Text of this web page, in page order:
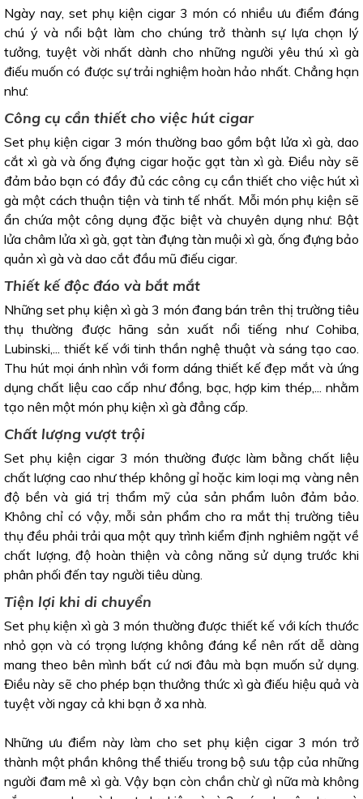
Ngày nay, set phụ kiện cigar 3 món có nhiều ưu điểm đáng
chú ý và nổi bật làm cho chúng trở thành sự lựa chọn lý
tưởng, tuyệt vời nhất dành cho những người yêu thú xì gà
điếu muốn có được sự trải nghiệm hoàn hảo nhất. Chẳng hạn
như:
Công cụ cần thiết cho việc hút cigar
Set phụ kiện cigar 3 món thường bao gồm bật lửa xì gà, dao
cắt xì gà và ống đựng cigar hoặc gạt tàn xì gà. Điều này sẽ
đảm bảo bạn có đầy đủ các công cụ cần thiết cho việc hút xì
gà một cách thuận tiện và tinh tế nhất. Mỗi món phụ kiện sẽ
ẩn chứa một công dụng đặc biệt và chuyên dụng như: Bật
lửa châm lửa xì gà, gạt tàn đựng tàn muội xì gà, ống đựng bảo
quản xì gà và dao cắt đầu mũ điếu cigar.
Thiết kế độc đáo và bắt mắt
Những set phụ kiện xì gà 3 món đang bán trên thị trường tiêu
thụ thường được hãng sản xuất nổi tiếng như Cohiba,
Lubinski,... thiết kế với tinh thần nghệ thuật và sáng tạo cao.
Thu hút mọi ánh nhìn với form dáng thiết kế đẹp mắt và ứng
dụng chất liệu cao cấp như đồng, bạc, hợp kim thép,... nhằm
tạo nên một món phụ kiện xì gà đẳng cấp.
Chất lượng vượt trội
Set phụ kiện cigar 3 món thường được làm bằng chất liệu
chất lượng cao như thép không gỉ hoặc kim loại mạ vàng nên
độ bền và giá trị thẩm mỹ của sản phẩm luôn đảm bảo.
Không chỉ có vậy, mỗi sản phẩm cho ra mắt thị trường tiêu
thụ đều phải trải qua một quy trình kiểm định nghiêm ngặt về
chất lượng, độ hoàn thiện và công năng sử dụng trước khi
phân phối đến tay người tiêu dùng.
Tiện lợi khi di chuyển
Set phụ kiện xì gà 3 món thường được thiết kế với kích thước
nhỏ gọn và có trọng lượng không đáng kể nên rất dễ dàng
mang theo bên mình bất cứ nơi đâu mà bạn muốn sử dụng.
Điều này sẽ cho phép bạn thưởng thức xì gà điếu hiệu quả và
tuyệt vời ngay cả khi bạn ở xa nhà.
Những ưu điểm này làm cho set phụ kiện cigar 3 món trở
thành một phần không thể thiếu trong bộ sưu tập của những
người đam mê xì gà. Vậy bạn còn chần chừ gì nữa mà không